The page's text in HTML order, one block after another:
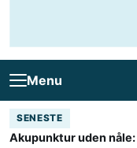
Menu
SENESTE
Akupunktur uden